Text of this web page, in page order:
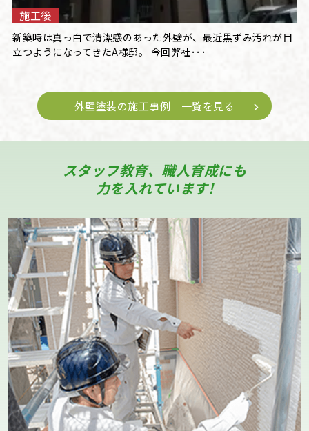
施工後
新築時は真っ白で清潔感のあった外壁が、最近黒ずみ汚れが目
立つようになってきたA様邸。 今回弊社･･･
外壁塗装の施工事例 一覧を見る
スタッフ教育、職人育成にも
力を入れています!